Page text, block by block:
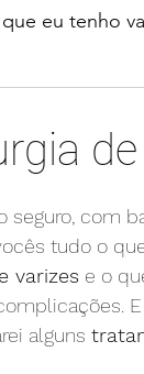
eu tenho
pernas
edema
com
tudo o
varizes e o
alguns